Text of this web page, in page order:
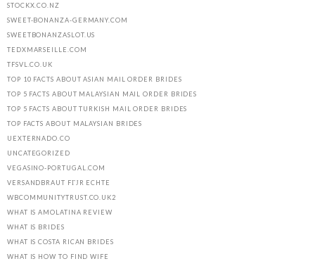
STOCKX.CO.NZ
SWEET-BONANZA-GERMANY.COM
SWEETBONANZASLOT.US
TEDXMARSEILLE.COM
TFSVL.CO.UK
TOP 10 FACTS ABOUT ASIAN MAIL ORDER BRIDES
TOP 5 FACTS ABOUT MALAYSIAN MAIL ORDER BRIDES
TOP 5 FACTS ABOUT TURKISH MAIL ORDER BRIDES
TOP FACTS ABOUT MALAYSIAN BRIDES
UEXTERNADO.CO
UNCATEGORIZED
VEGASINO-PORTUGAL.COM
VERSANDBRAUT FГЈR ECHTE
WBCOMMUNITYTRUST.CO.UK2
WHAT IS AMOLATINA REVIEW
WHAT IS BRIDES
WHAT IS COSTA RICAN BRIDES
WHAT IS HOW TO FIND WIFE